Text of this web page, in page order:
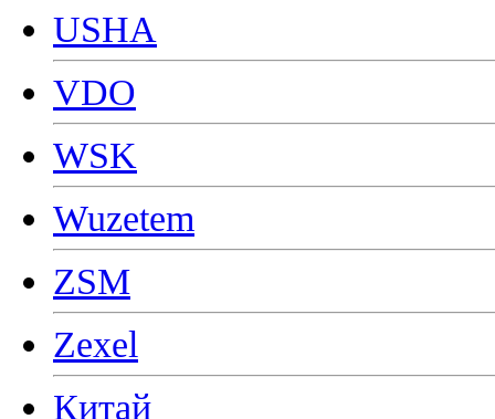
USHA
VDO
WSK
Wuzetem
ZSM
Zexel
Китай